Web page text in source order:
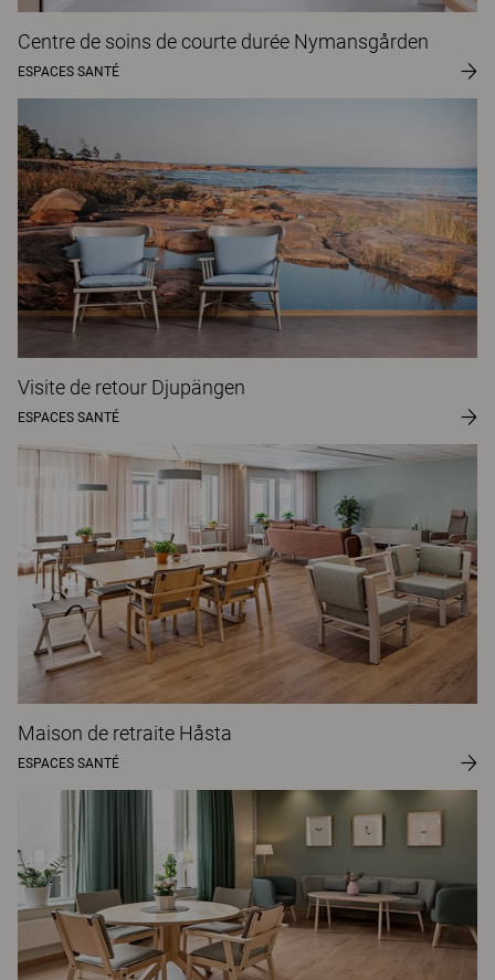
Centre de soins de courte durée Nymansgården
ESPACES SANTÉ
Visite de retour Djupängen
ESPACES SANTÉ
Maison de retraite Håsta
ESPACES SANTÉ